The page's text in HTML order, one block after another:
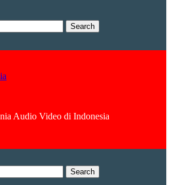
Audio Video di Indonesia